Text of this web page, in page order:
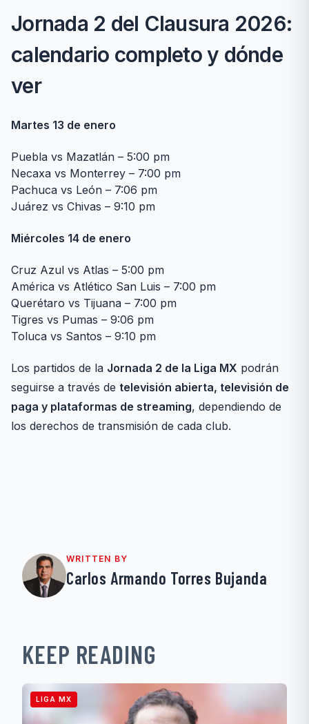
Jornada 2 del Clausura 2026:
calendario completo y dónde
ver
Martes 13 de enero
Puebla vs Mazatlán – 5:00 pm
Necaxa vs Monterrey – 7:00 pm
Pachuca vs León – 7:06 pm
Juárez vs Chivas – 9:10 pm
Miércoles 14 de enero
Cruz Azul vs Atlas – 5:00 pm
América vs Atlético San Luis – 7:00 pm
Querétaro vs Tijuana – 7:00 pm
Tigres vs Pumas – 9:06 pm
Toluca vs Santos – 9:10 pm
Los partidos de la Jornada 2 de la Liga MX podrán
seguirse a través de televisión abierta, televisión de
paga y plataformas de streaming, dependiendo de
los derechos de transmisión de cada club.
WRITTEN BY
Carlos Armando Torres Bujanda
KEEP READING
LIGA MX